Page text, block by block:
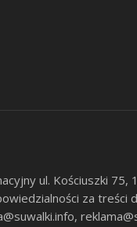
ul. Kościuszki 75,
za treści
,